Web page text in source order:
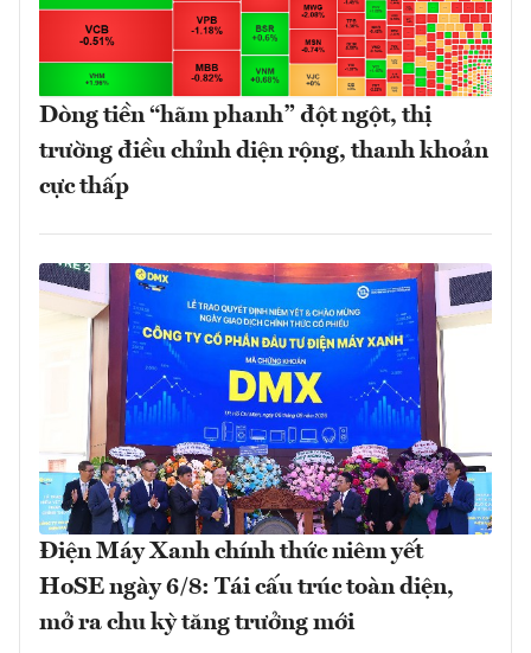
Dòng tiền “hãm phanh” đột ngột, thị
trường điều chỉnh diện rộng, thanh khoản
cực thấp
Điện Máy Xanh chính thức niêm yết
HoSE ngày 6/8: Tái cấu trúc toàn diện,
mở ra chu kỳ tăng trưởng mới